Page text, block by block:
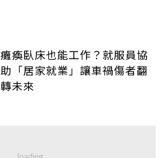
癱瘓臥床也能工作？就服員協
助「居家就業」讓車禍傷者翻
轉未來